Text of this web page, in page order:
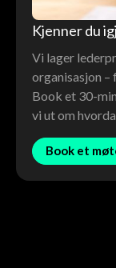
Kjenner du
Vi lager
organisasjon –
Book et 30-
vi ut om
Book et